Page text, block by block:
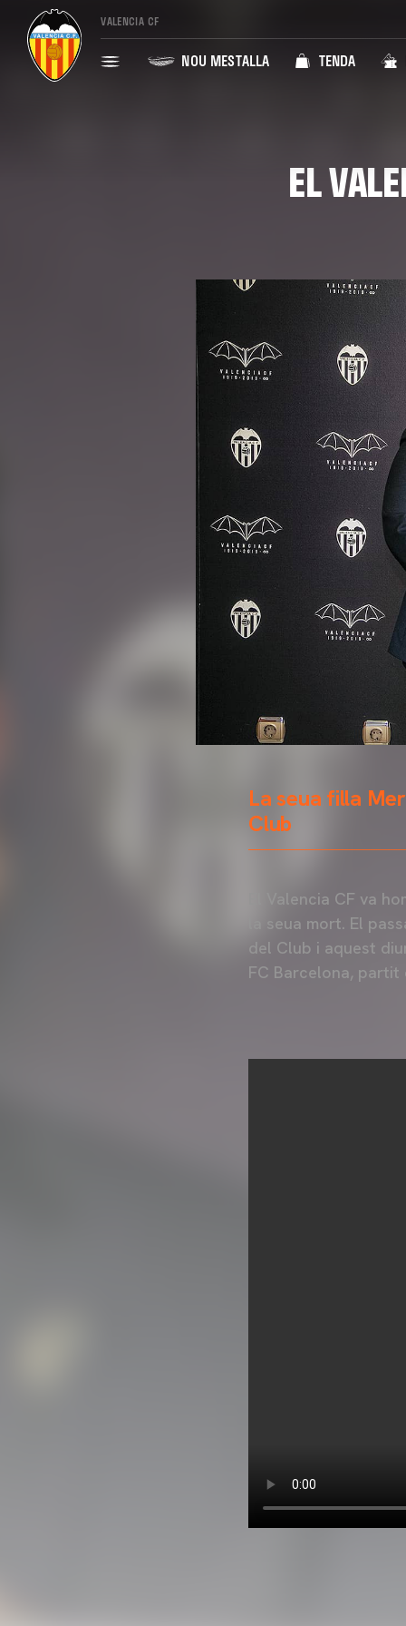
VALENCIA CF
NOU MESTALLA TENDA
EL
La seua filla
Club
El Valencia CF va
la seua mort. El
del Club i aquest
FC Barcelona, partit